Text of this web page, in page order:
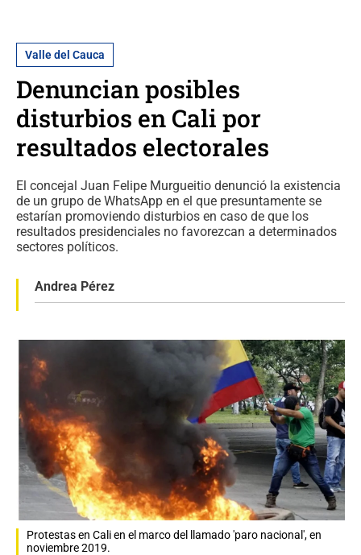
Valle del Cauca
Denuncian posibles
disturbios en Cali por
resultados electorales
El concejal Juan Felipe Murgueitio denunció la existencia
de un grupo de WhatsApp en el que presuntamente se
estarían promoviendo disturbios en caso de que los
resultados presidenciales no favorezcan a determinados
sectores políticos.
Andrea Pérez
Protestas en Cali en el marco del llamado 'paro nacional', en
noviembre 2019.